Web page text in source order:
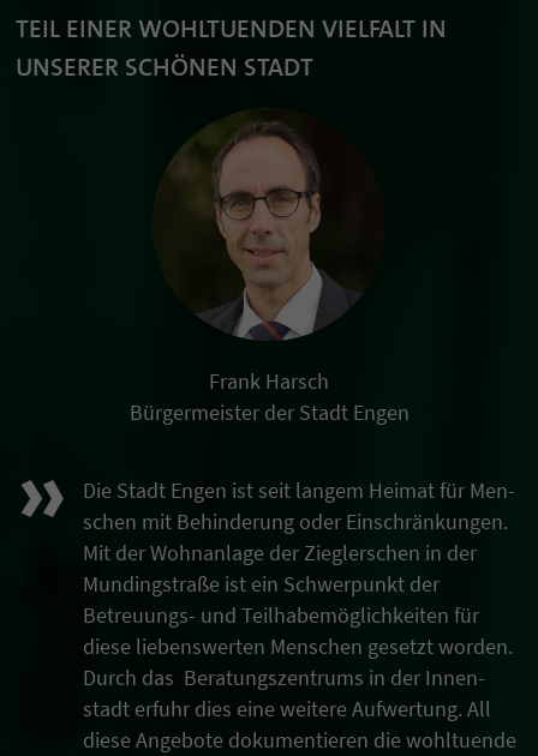
TEIL EINER WOHLTUENDEN VIELFALT IN
UNSERER SCHÖNEN STADT
Frank Harsch
Bürgermeister der Stadt Engen
»
Die Stadt Engen ist seit langem Heimat für Men­
schen mit Behin­derung oder Ein­schrän­kungen.
Mit der Wohn­anlage der Ziegler­schen in der
Munding­straße ist ein Schwer­punkt der
Betreuungs- und Teil­habe­möglich­keiten für
diese liebens­werten Men­schen gesetzt worden.
Durch das Beratungs­zentrums in der Innen­
stadt erfuhr dies eine weitere Auf­wer­tung. All
diese An­ge­bote doku­men­tieren die wohl­tuende